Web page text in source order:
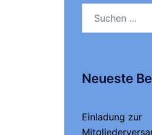
Neueste
Einladung zur